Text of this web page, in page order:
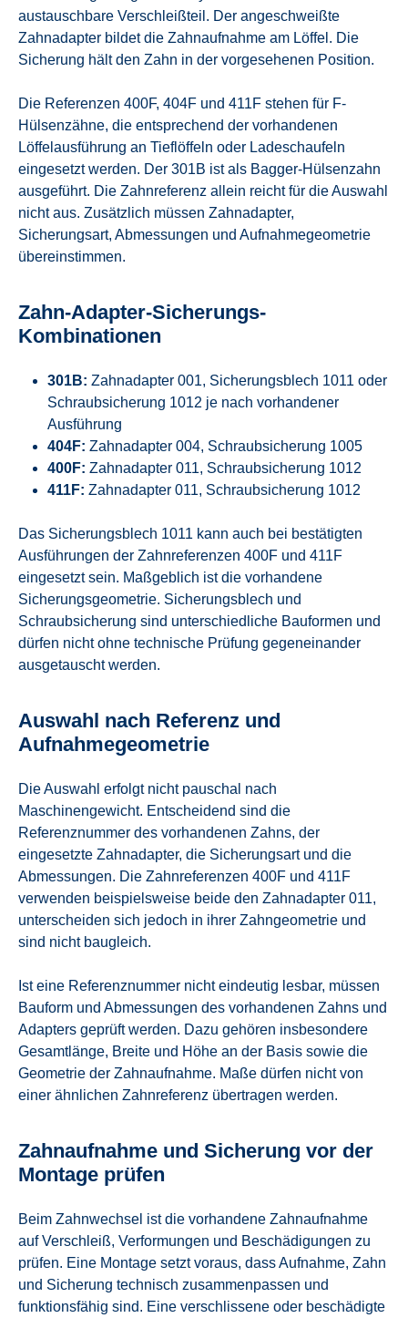
austauschbare Verschleißteil. Der angeschweißte
Zahnadapter bildet die Zahnaufnahme am Löffel. Die
Sicherung hält den Zahn in der vorgesehenen Position.
Die Referenzen 400F, 404F und 411F stehen für F-
Hülsenzähne, die entsprechend der vorhandenen
Löffelausführung an Tieflöffeln oder Ladeschaufeln
eingesetzt werden. Der 301B ist als Bagger-Hülsenzahn
ausgeführt. Die Zahnreferenz allein reicht für die Auswahl
nicht aus. Zusätzlich müssen Zahnadapter,
Sicherungsart, Abmessungen und Aufnahmegeometrie
übereinstimmen.
Zahn-Adapter-Sicherungs-
Kombinationen
301B: Zahnadapter 001, Sicherungsblech 1011 oder
Schraubsicherung 1012 je nach vorhandener
Ausführung
404F: Zahnadapter 004, Schraubsicherung 1005
400F: Zahnadapter 011, Schraubsicherung 1012
411F: Zahnadapter 011, Schraubsicherung 1012
Das Sicherungsblech 1011 kann auch bei bestätigten
Ausführungen der Zahnreferenzen 400F und 411F
eingesetzt sein. Maßgeblich ist die vorhandene
Sicherungsgeometrie. Sicherungsblech und
Schraubsicherung sind unterschiedliche Bauformen und
dürfen nicht ohne technische Prüfung gegeneinander
ausgetauscht werden.
Auswahl nach Referenz und
Aufnahmegeometrie
Die Auswahl erfolgt nicht pauschal nach
Maschinengewicht. Entscheidend sind die
Referenznummer des vorhandenen Zahns, der
eingesetzte Zahnadapter, die Sicherungsart und die
Abmessungen. Die Zahnreferenzen 400F und 411F
verwenden beispielsweise beide den Zahnadapter 011,
unterscheiden sich jedoch in ihrer Zahngeometrie und
sind nicht baugleich.
Ist eine Referenznummer nicht eindeutig lesbar, müssen
Bauform und Abmessungen des vorhandenen Zahns und
Adapters geprüft werden. Dazu gehören insbesondere
Gesamtlänge, Breite und Höhe an der Basis sowie die
Geometrie der Zahnaufnahme. Maße dürfen nicht von
einer ähnlichen Zahnreferenz übertragen werden.
Zahnaufnahme und Sicherung vor der
Montage prüfen
Beim Zahnwechsel ist die vorhandene Zahnaufnahme
auf Verschleiß, Verformungen und Beschädigungen zu
prüfen. Eine Montage setzt voraus, dass Aufnahme, Zahn
und Sicherung technisch zusammenpassen und
funktionsfähig sind. Eine verschlissene oder beschädigte